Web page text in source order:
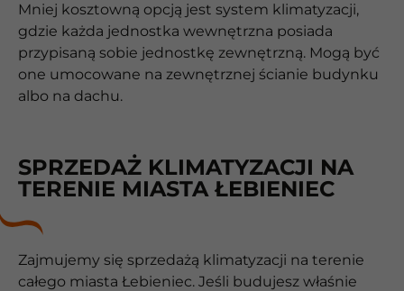
Mniej kosztowną opcją jest system klimatyzacji,
gdzie każda jednostka wewnętrzna posiada
przypisaną sobie jednostkę zewnętrzną. Mogą być
one umocowane na zewnętrznej ścianie budynku
albo na dachu.
SPRZEDAŻ KLIMATYZACJI NA
TERENIE MIASTA ŁEBIENIEC
Zajmujemy się sprzedażą klimatyzacji na terenie
całego miasta Łebieniec. Jeśli budujesz właśnie